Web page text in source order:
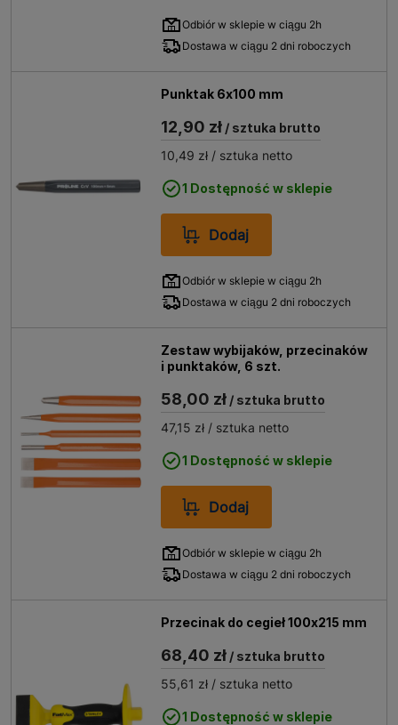
Odbiór w sklepie w ciągu 2h
Dostawa w ciągu 2 dni roboczych
Punktak 6x100 mm
12,90 zł / sztuka brutto
10,49 zł / sztuka netto
1 Dostępność w sklepie
Dodaj
Odbiór w sklepie w ciągu 2h
Dostawa w ciągu 2 dni roboczych
Zestaw wybijaków, przecinaków
i punktaków, 6 szt.
58,00 zł / sztuka brutto
47,15 zł / sztuka netto
1 Dostępność w sklepie
Dodaj
Odbiór w sklepie w ciągu 2h
Dostawa w ciągu 2 dni roboczych
Przecinak do cegieł 100x215 mm
68,40 zł / sztuka brutto
55,61 zł / sztuka netto
1 Dostępność w sklepie